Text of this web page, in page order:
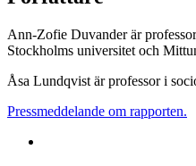
Ann-Zofie Duvander är
Stockholms universitet och
Åsa Lundqvist är professor i
Pressmeddelande om rapporten.